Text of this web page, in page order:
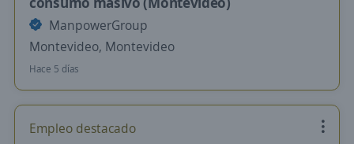
ManpowerGroup
Montevideo, Montevideo
Hace 5 días
Empleo destacado